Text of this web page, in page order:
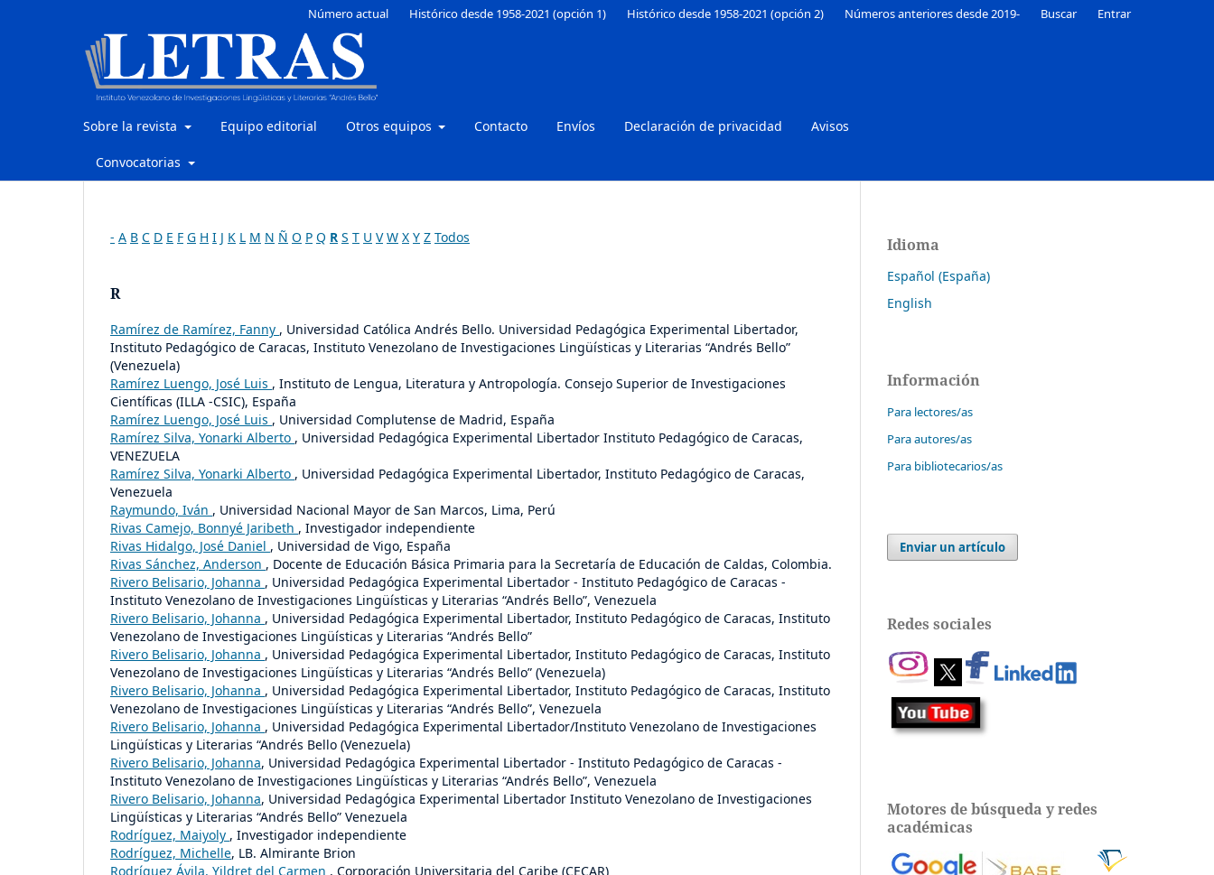
Sobre la revista Equipo editorial Otros equipos Contacto Envíos Declaración de privacidad Avisos
Convocatorias
Número actual Histórico desde 1958-2021 (opción 1) Histórico desde 1958-2021 (opción 2) Números anteriores desde 2019- Buscar Entrar
- A B C D E F G H I J K L M N Ñ O P Q R S T U V W X Y Z Todos
R
Ramírez de Ramírez, Fanny , Universidad Católica Andrés Bello. Universidad Pedagógica Experimental Libertador,
Instituto Pedagógico de Caracas, Instituto Venezolano de Investigaciones Lingüísticas y Literarias “Andrés Bello”
(Venezuela)
Ramírez Luengo, José Luis , Instituto de Lengua, Literatura y Antropología. Consejo Superior de Investigaciones
Científicas (ILLA -CSIC), España
Ramírez Luengo, José Luis , Universidad Complutense de Madrid, España
Ramírez Silva, Yonarki Alberto , Universidad Pedagógica Experimental Libertador Instituto Pedagógico de Caracas,
VENEZUELA
Ramírez Silva, Yonarki Alberto , Universidad Pedagógica Experimental Libertador, Instituto Pedagógico de Caracas,
Venezuela
Raymundo, Iván , Universidad Nacional Mayor de San Marcos, Lima, Perú
Rivas Camejo, Bonnyé Jaribeth , Investigador independiente
Rivas Hidalgo, José Daniel , Universidad de Vigo, España
Rivas Sánchez, Anderson , Docente de Educación Básica Primaria para la Secretaría de Educación de Caldas, Colombia.
Rivero Belisario, Johanna , Universidad Pedagógica Experimental Libertador - Instituto Pedagógico de Caracas -
Instituto Venezolano de Investigaciones Lingüísticas y Literarias “Andrés Bello”, Venezuela
Rivero Belisario, Johanna , Universidad Pedagógica Experimental Libertador, Instituto Pedagógico de Caracas, Instituto
Venezolano de Investigaciones Lingüísticas y Literarias “Andrés Bello”
Rivero Belisario, Johanna , Universidad Pedagógica Experimental Libertador, Instituto Pedagógico de Caracas, Instituto
Venezolano de Investigaciones Lingüísticas y Literarias “Andrés Bello” (Venezuela)
Rivero Belisario, Johanna , Universidad Pedagógica Experimental Libertador, Instituto Pedagógico de Caracas, Instituto
Venezolano de Investigaciones Lingüísticas y Literarias “Andrés Bello”, Venezuela
Rivero Belisario, Johanna , Universidad Pedagógica Experimental Libertador/Instituto Venezolano de Investigaciones
Lingüísticas y Literarias “Andrés Bello (Venezuela)
Rivero Belisario, Johanna, Universidad Pedagógica Experimental Libertador - Instituto Pedagógico de Caracas -
Instituto Venezolano de Investigaciones Lingüísticas y Literarias “Andrés Bello”, Venezuela
Rivero Belisario, Johanna, Universidad Pedagógica Experimental Libertador Instituto Venezolano de Investigaciones
Lingüísticas y Literarias “Andrés Bello” Venezuela
Rodríguez, Maiyoly , Investigador independiente
Rodríguez, Michelle, LB. Almirante Brion
Rodríguez Ávila, Yildret del Carmen , Corporación Universitaria del Caribe (CECAR)
Idioma
Español (España)
English
Información
Para lectores/as
Para autores/as
Para bibliotecarios/as
Enviar un artículo
Redes sociales
Motores de búsqueda y redes
académicas